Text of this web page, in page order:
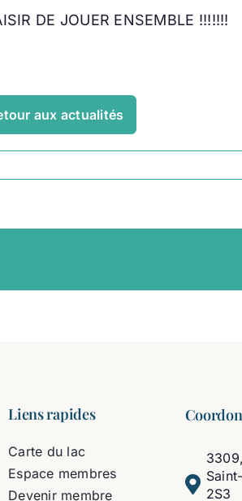
DE JOUER ENSEMBLE !!!!!!!
aux actualités
Liens rapides
Carte du lac
Espace membres
Devenir membre
2S3